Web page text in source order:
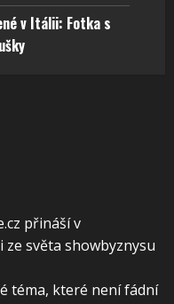
v Itálii: Fotka s
přináší v
ze světa showbyznysu
téma, které není fádní